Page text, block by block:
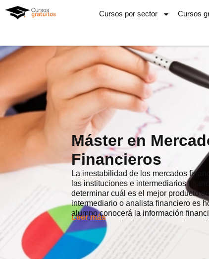
Cursos por sector Cursos
Máster en
Financieros
La inestabilidad de los mercados
las instituciones e intermediarios
determinar cuál es el mejor producto
intermediario o analista financiero es
alumno conocerá la información
sabrá aplicar las herramientas de
las plataformas más utilizadas por los
incluida en esta formación, mientras
gracias a estudiar con este centro
Leer más